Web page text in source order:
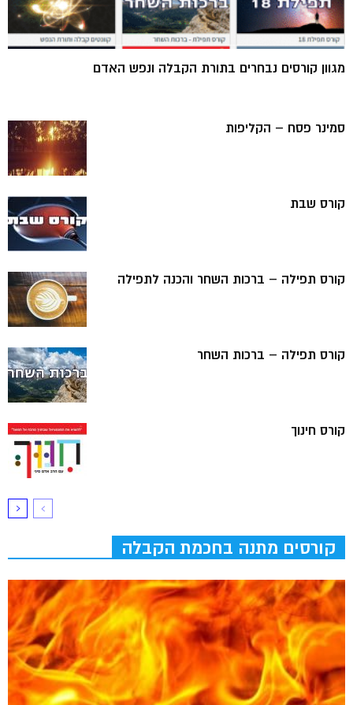
מגוון קורסים נבחרים בתורת הקבלה ונפש האדם
סמינר פסח – הקליפות
קורס שבת
קורס תפילה – ברכות השחר והכנה לתפילה
קורס תפילה – ברכות השחר
קורס חינוך
קורסים מתנה בחכמת הקבלה